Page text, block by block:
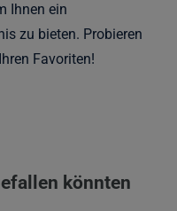
Ihnen ein
zu bieten. Probieren
Favoriten!
könnten